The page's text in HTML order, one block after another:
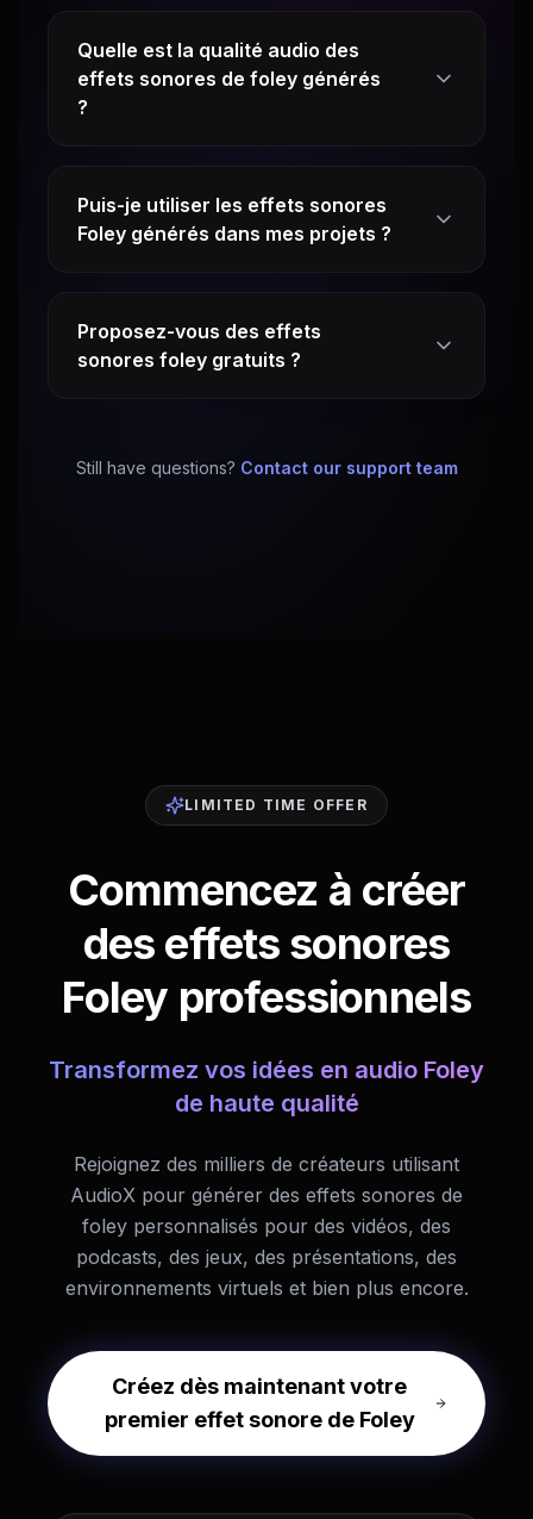
Quelle est la qualité audio des
effets sonores de foley générés
?
Puis-je utiliser les effets sonores
Foley générés dans mes projets ?
Proposez-vous des effets
sonores foley gratuits ?
Still have questions? Contact our support team
LIMITED TIME OFFER
Commencez à créer
des effets sonores
Foley professionnels
Transformez vos idées en audio Foley
de haute qualité
Rejoignez des milliers de créateurs utilisant
AudioX pour générer des effets sonores de
foley personnalisés pour des vidéos, des
podcasts, des jeux, des présentations, des
environnements virtuels et bien plus encore.
Créez dès maintenant votre
premier effet sonore de Foley